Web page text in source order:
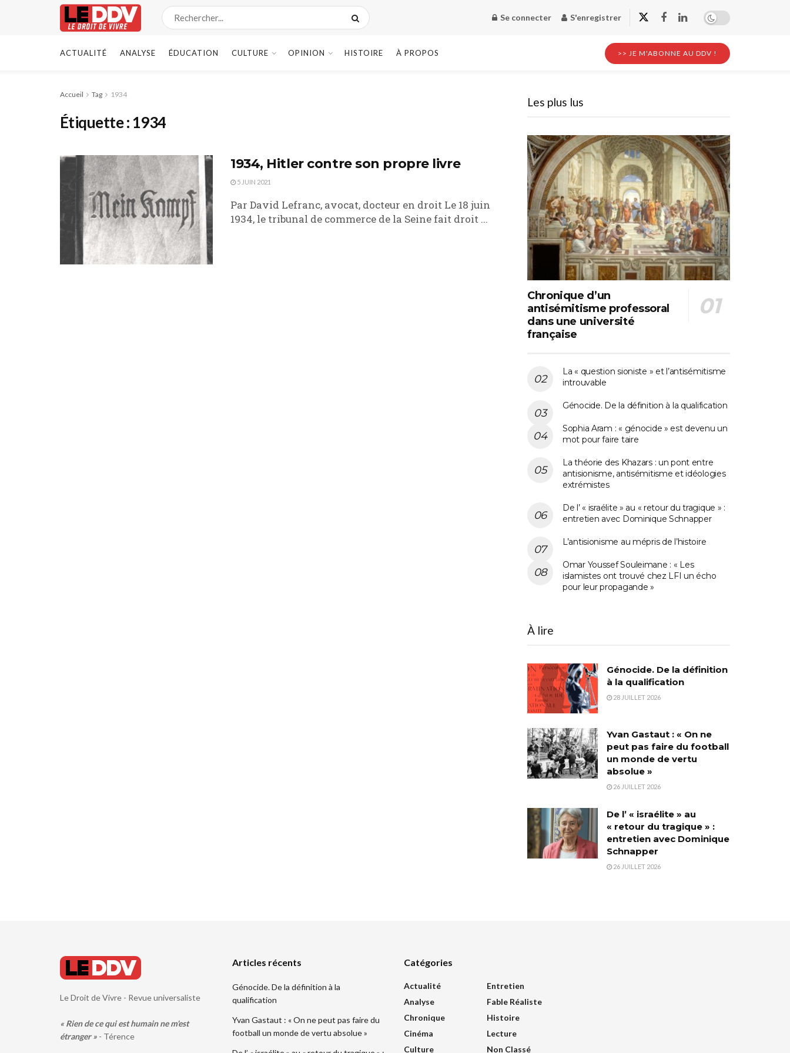
Se connecter S'enregistrer
ACTUALITÉ ANALYSE ÉDUCATION CULTURE OPINION HISTOIRE À PROPOS >> JE M'ABONNE AU DDV !
Accueil Tag 1934
Étiquette : 1934
1934, Hitler contre son propre livre
5 JUIN 2021
Par David Lefranc, avocat, docteur en droit Le 18 juin
1934, le tribunal de commerce de la Seine fait droit ...
Les plus lus
Chronique d’un
antisémitisme professoral
dans une université
française
La « question sioniste » et l’antisémitisme
introuvable
Génocide. De la définition à la qualification
Sophia Aram : « génocide » est devenu un
mot pour faire taire
La théorie des Khazars : un pont entre
antisionisme, antisémitisme et idéologies
extrémistes
De l’ « israélite » au « retour du tragique » :
entretien avec Dominique Schnapper
L’antisionisme au mépris de l’histoire
Omar Youssef Souleimane : « Les
islamistes ont trouvé chez LFI un écho
pour leur propagande »
À lire
Génocide. De la définition
à la qualification
28 JUILLET 2026
Yvan Gastaut : « On ne
peut pas faire du football
un monde de vertu
absolue »
26 JUILLET 2026
De l’ « israélite » au
« retour du tragique » :
entretien avec Dominique
Schnapper
26 JUILLET 2026
Le Droit de Vivre - Revue universaliste
« Rien de ce qui est humain ne m'est
étranger » - Térence
Articles récents
Génocide. De la définition à la
qualification
Yvan Gastaut : « On ne peut pas faire du
football un monde de vertu absolue »
Catégories
Actualité
Analyse
Chronique
Cinéma
Culture
Entretien
Fable Réaliste
Histoire
Lecture
Non Classé